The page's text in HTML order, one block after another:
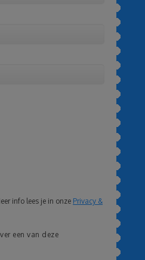
info lees je in onze Privacy &
een van deze